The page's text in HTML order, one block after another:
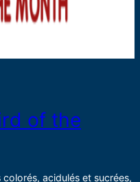
of the
acidulés et sucrées,